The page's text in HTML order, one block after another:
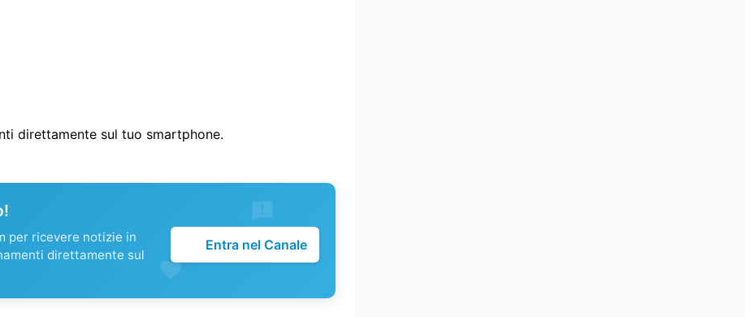
direttamente sul tuo smartphone.
per ricevere notizie in
direttamente sul
Entra nel Canale